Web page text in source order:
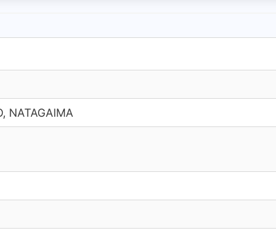
NATAGAIMA